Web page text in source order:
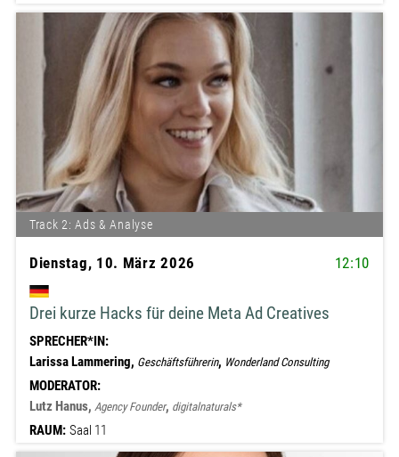
Track 2: Ads & Analyse
Dienstag, 10. März 2026 12:10
Drei kurze Hacks für deine Meta Ad Creatives
SPRECHER*IN:
Larissa Lammering, Geschäftsführerin, Wonderland Consulting
MODERATOR:
Lutz Hanus, Agency Founder, digitalnaturals*
RAUM: Saal 11